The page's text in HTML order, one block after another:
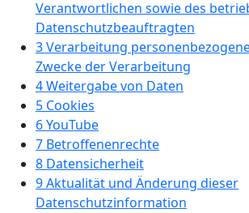
Verantwortlichen sowie des
Datenschutzbeauftragten
3 Verarbeitung
Zwecke der Verarbeitung
4 Weitergabe von Daten
5 Cookies
6 YouTube
7 Betroffenenrechte
8 Datensicherheit
9 Aktualität und Änderung dieser
Datenschutzinformation